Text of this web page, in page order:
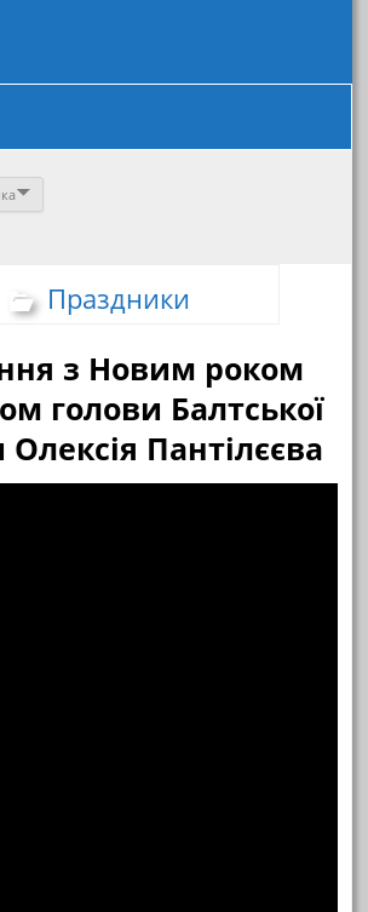
Праздники
з Новим роком
голови Балтської
Пантілєєва